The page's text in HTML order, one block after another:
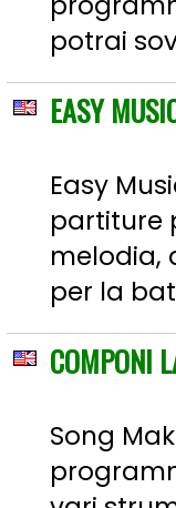
potrai
EASY
Easy
partiture
melodia,
per la
COMPONI
Song